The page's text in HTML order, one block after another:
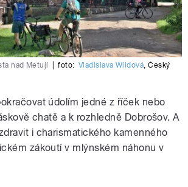
nad Metují foto: Vladislava Wildová,Český
údolím jedné z říček nebo
chatě a k rozhledně Dobrošov. A
i charismatického kamenného
zákoutí v mlýnském náhonu v